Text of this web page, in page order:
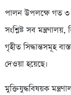
পালন উপলক্ষে গত ৩
সংশ্লিষ্ট সব
গৃহীত সিদ্ধান্তসমূহ
দেওয়া হয়েছে।
মুক্তিযুদ্ধবিষয়ক